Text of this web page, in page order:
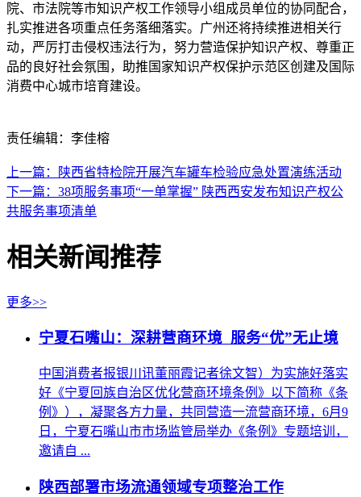
院、市法院等市知识产权工作领导小组成员单位的协同配合，
扎实推进各项重点任务落细落实。广州还将持续推进相关行
动，严厉打击侵权违法行为，努力营造保护知识产权、尊重正
品的良好社会氛围，助推国家知识产权保护示范区创建及国际
消费中心城市培育建设。
责任编辑：李佳榕
上一篇：陕西省特检院开展汽车罐车检验应急处置演练活动
下一篇：38项服务事项“一单掌握” 陕西西安发布知识产权公
共服务事项清单
相关新闻推荐
更多>>
宁夏石嘴山：深耕营商环境 服务“优”无止境
中国消费者报银川讯董丽霞记者徐文智）为实施好落实
好《宁夏回族自治区优化营商环境条例》以下简称《条
例》），凝聚各方力量，共同营造一流营商环境，6月9
日，宁夏石嘴山市市场监管局举办《条例》专题培训，
邀请自 ...
陕西部署市场流通领域专项整治工作